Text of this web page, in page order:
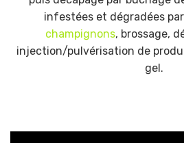
infestées et dégradées
champignons, brossage,
injection/pulvérisation de
gel.